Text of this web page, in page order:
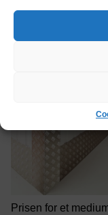
Prisen for et